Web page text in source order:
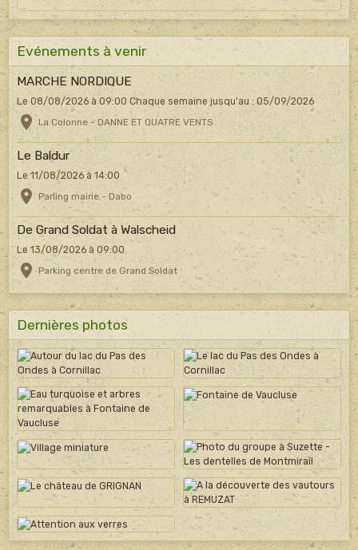
Evénements à venir
MARCHE NORDIQUE
Le 08/08/2026 à 09:00 Chaque semaine jusqu'au : 05/09/2026
La Colonne - DANNE ET QUATRE VENTS
Le Baldur
Le 11/08/2026 à 14:00
Parling mairie - Dabo
De Grand Soldat à Walscheid
Le 13/08/2026 à 09:00
Parking centre de Grand Soldat
Dernières photos